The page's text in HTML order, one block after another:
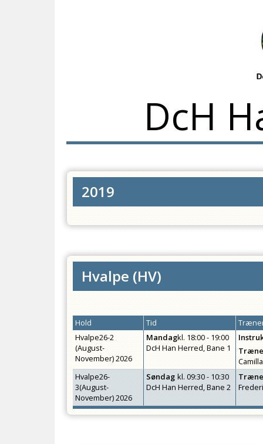
DcH
2019
Hvalpe (HV)
Hold Tid
Hvalpe26-2
(August-
November) 2026
Mandagkl. 18:00 - 19:00
DcH Han Herred, Bane 1
Hvalpe26-
3(August-
November) 2026
Søndag kl.09:30 - 10:30
DcH Han Herred, Bane 2